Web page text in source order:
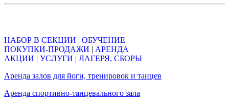
НАБОР В СЕКЦИИ | ОБУЧЕНИЕ
ПОКУПКИ-ПРОДАЖИ | АРЕНДА
АКЦИИ | УСЛУГИ | ЛАГЕРЯ, СБОРЫ
Аренда залов для йоги, тренировок и танцев
Аренда спортивно-танцевального зала